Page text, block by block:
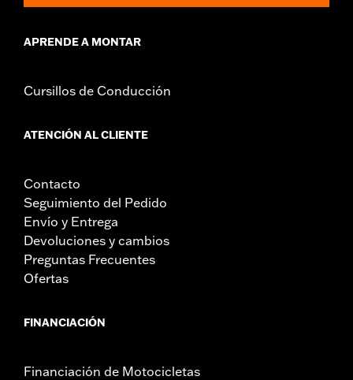
APRENDE A MONTAR
Cursillos de Conducción
ATENCIÓN AL CLIENTE
Contacto
Seguimiento del Pedido
Envío y Entrega
Devoluciones y cambios
Preguntas Frecuentes
Ofertas
FINANCIACIÓN
Financiación de Motocicletas